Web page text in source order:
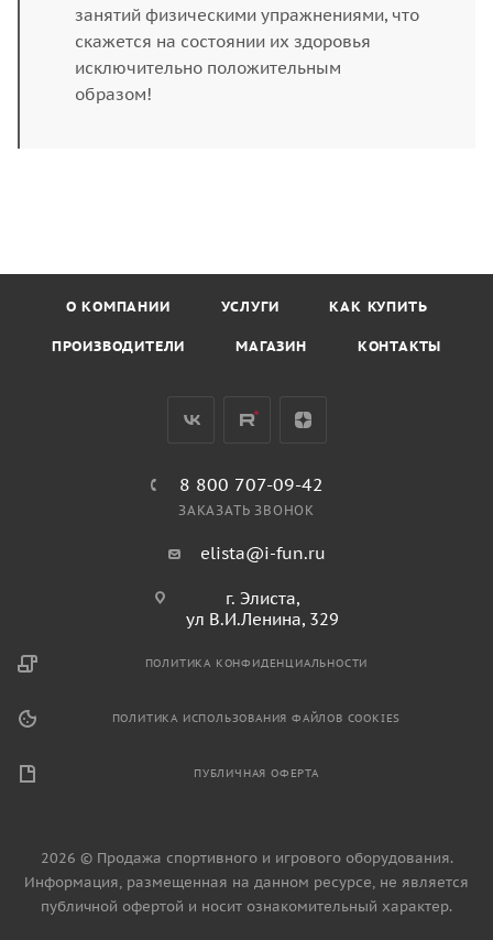
занятий физическими упражнениями, что
скажется на состоянии их здоровья
исключительно положительным
образом!
О КОМПАНИИ УСЛУГИ КАК КУПИТЬ
ПРОИЗВОДИТЕЛИ МАГАЗИН КОНТАКТЫ
8 800 707-09-42
ЗАКАЗАТЬ ЗВОНОК
elista@i-fun.ru
г. Элиста,
ул В.И.Ленина, 329
ПОЛИТИКА КОНФИДЕНЦИАЛЬНОСТИ
ПОЛИТИКА ИСПОЛЬЗОВАНИЯ ФАЙЛОВ COOKIES
ПУБЛИЧНАЯ ОФЕРТА
2026 © Продажа спортивного и игрового оборудования.
Информация, размещенная на данном ресурсе, не является
публичной офертой и носит ознакомительный характер.